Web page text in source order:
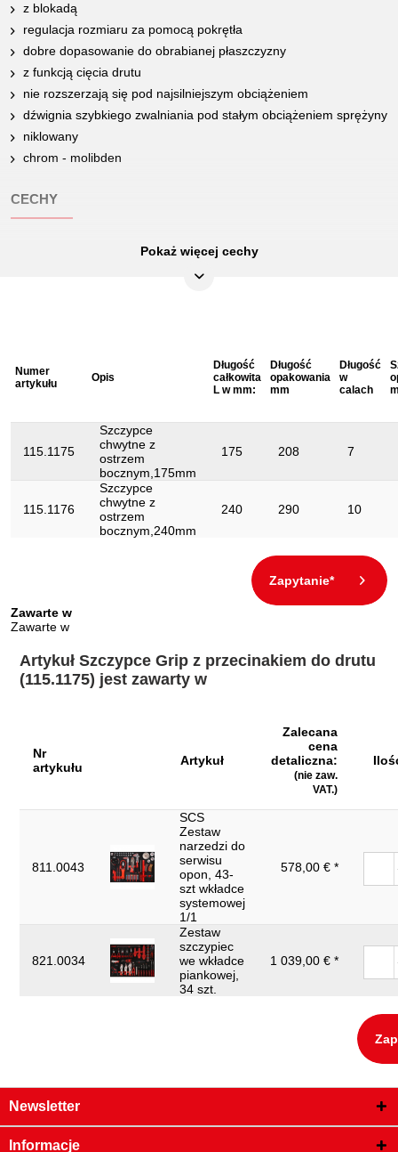
z blokadą
regulacja rozmiaru za pomocą pokrętła
dobre dopasowanie do obrabianej płaszczyzny
z funkcją cięcia drutu
nie rozszerzają się pod najsilniejszym obciążeniem
dźwignia szybkiego zwalniania pod stałym obciążeniem sprężyny
niklowany
chrom - molibden
CECHY
Atrybuty funkcjonalne 1: z dźwignią szybko zwalniającą
Materiał2: niklowany
Pokaż więcej cechy
Numer
artykułu
Opis
Długość
całkowita
L w mm:
Długość
opakowania
mm
Długość
w
calach
115.1175
Szczypce
chwytne z
ostrzem
bocznym,175mm
175 208 7
115.1176
Szczypce
chwytne z
ostrzem
bocznym,240mm
240 290 10
Zapytanie*
Zawarte w
Zawarte w
Artykuł Szczypce Grip z przecinakiem do drutu
(115.1175) jest zawarty w
Nr
artykułu
Artykuł
Zalecana
cena
detaliczna:
(nie zaw.
VAT.)
811.0043
SCS
Zestaw
narzedzi do
serwisu
opon, 43-
szt wkładce
systemowej
1/1
578,00 € *
821.0034
Zestaw
szczypiec
we wkładce
piankowej,
34 szt.
1 039,00 € *
Newsletter
Informacje